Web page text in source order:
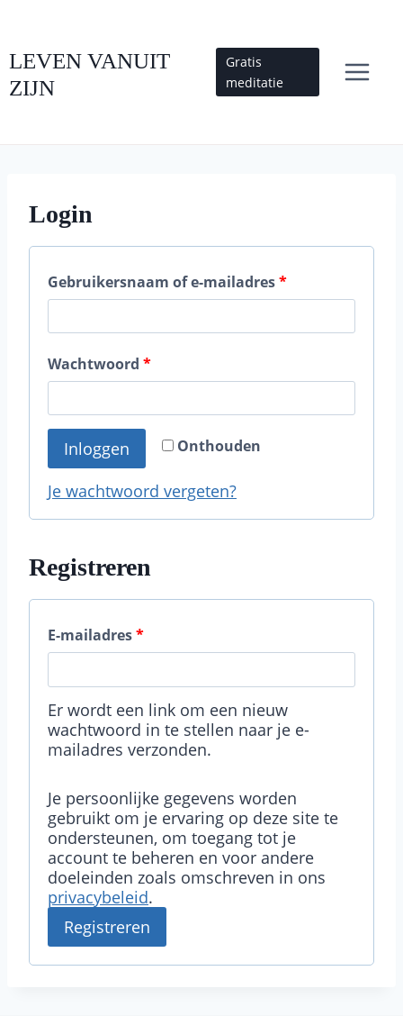
inhoud
LEVEN VANUIT
ZIJN
Gratis
meditatie
Login
Gebruikersnaam of e-mailadres*V
e
i
Wachtwoord *V
i
Onthouden
Inloggen
Je wachtwoord vergeten?
Registreren
E-mailadres*V
e
s
t
Er wordt een link om een nieuw
wachtwoord in te stellen naar je e-
mailadres verzonden.
Je persoonlijke gegevens worden
gebruikt om je ervaring op deze site te
ondersteunen, om toegang tot je
account te beheren en voor andere
doeleinden zoals omschreven in ons
privacybeleid.
Registreren